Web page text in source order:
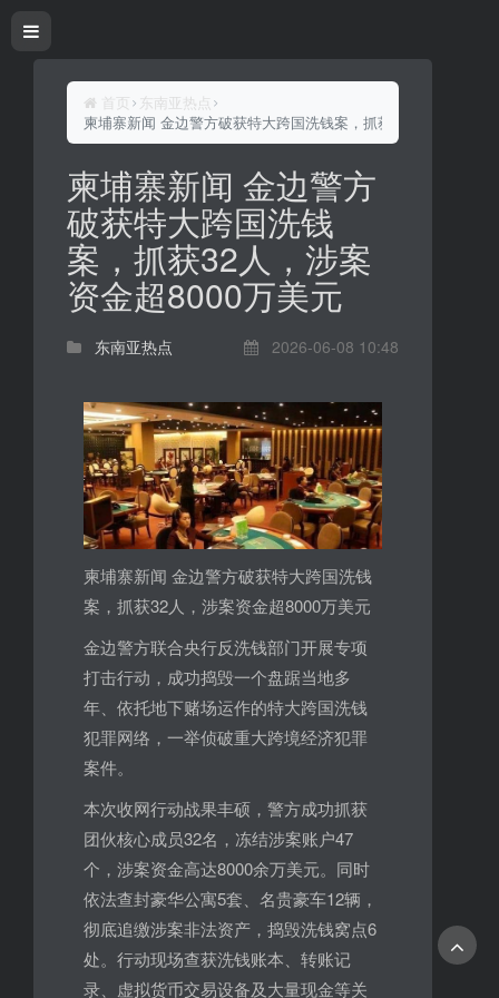
首页
东南亚热点
柬埔寨新闻 金边警方破获特大跨国洗钱案，抓获32人，涉案资
柬埔寨新闻 金边警方
破获特大跨国洗钱
案，抓获32人，涉案
资金超8000万美元
东南亚热点 2026-06-08 10:48
柬埔寨新闻 金边警方破获特大跨国洗钱
案，抓获32人，涉案资金超8000万美元
金边警方联合央行反洗钱部门开展专项
打击行动，成功捣毁一个盘踞当地多
年、依托地下赌场运作的特大跨国洗钱
犯罪网络，一举侦破重大跨境经济犯罪
案件。
本次收网行动战果丰硕，警方成功抓获
团伙核心成员32名，冻结涉案账户47
个，涉案资金高达8000余万美元。同时
依法查封豪华公寓5套、名贵豪车12辆，
彻底追缴涉案非法资产，捣毁洗钱窝点6
处。行动现场查获洗钱账本、转账记
录、虚拟货币交易设备及大量现金等关